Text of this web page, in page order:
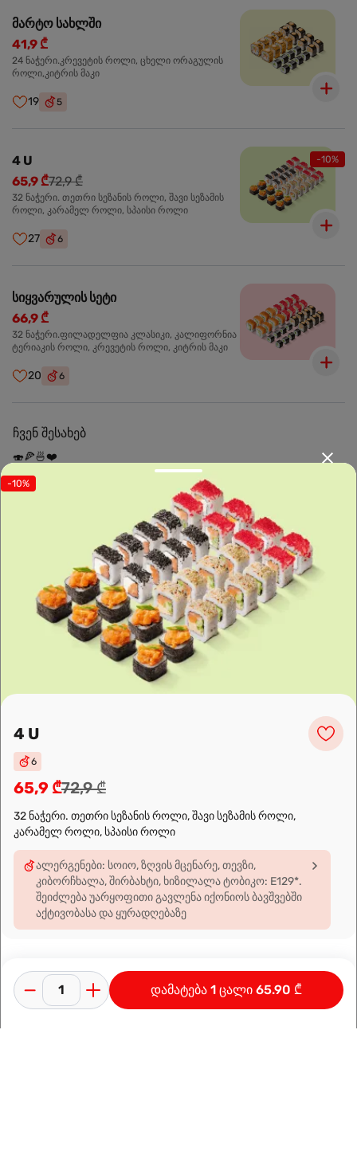
მარტო სახლში
41,9 ₾
24 ნაჭერი.კრევეტის როლი, ცხელი ორაგულის
როლი,კიტრის მაკი
19 5
-10%
4 U
65,9 ₾72,9 ₾
32 ნაჭერი. თეთრი სეზანის როლი, შავი სეზამის
როლი, კარამელ როლი, სპაისი როლი
27 6
სიყვარულის სეტი
66,9 ₾
32 ნაჭერი.ფილადელფია კლასიკი, კალიფორნია
ტერიაკის როლი, კრევეტის როლი, კიტრის მაკი
20 6
ჩვენ შესახებ
🍣🍕🍜❤️
Sushi24.ge since 2018. Rolls, pizza, and wok are waiting to be
prepared for you. Choose the nearest location and explore the
OpenStreetMap
-10%
4 U
6
65,9 ₾72,9 ₾
32 ნაჭერი. თეთრი სეზანის როლი, შავი სეზამის როლი,
კარამელ როლი, სპაისი როლი
ალერგენები: სოიო, ზღვის მცენარე, თევზი,
კიბორჩხალა, შირბახტი, ხიზილალა ტობიკო: E129*.
შეიძლება უარყოფითი გავლენა იქონიოს ბავშვებში
აქტივობასა და ყურადღებაზე
დამატება 1 ცალი 65.90 ₾